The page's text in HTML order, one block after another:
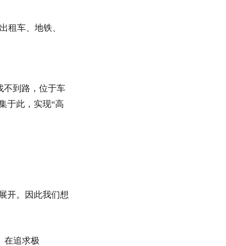
租车、地铁、
不到路，位于车
于此，实现“高
开。因此我们想
在追求极